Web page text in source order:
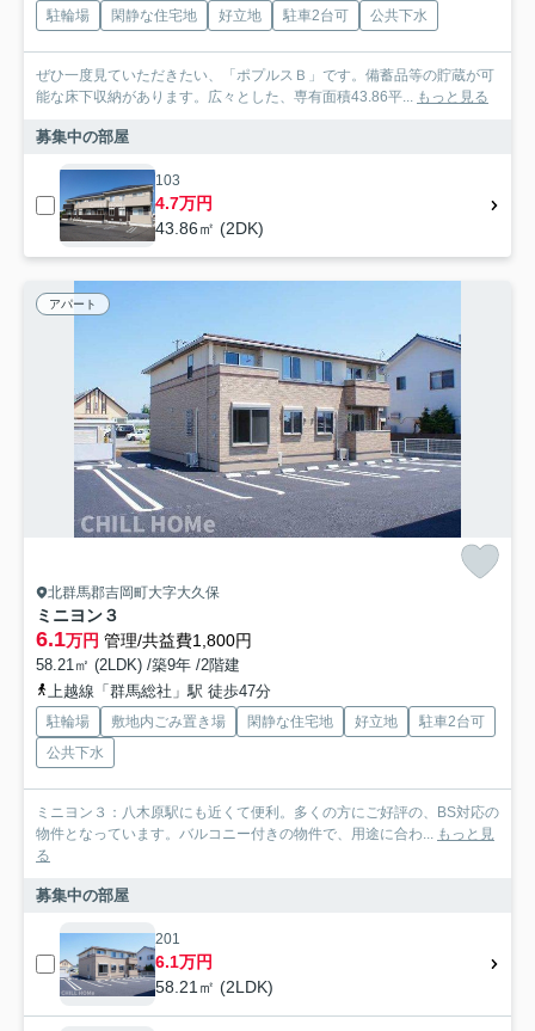
駐輪場 閑静な住宅地 好立地 駐車2台可 公共下水
ぜひ一度見ていただきたい、「ポプルスＢ」です。備蓄品等の貯蔵が可
能な床下収納があります。広々とした、専有面積43.86平... もっと見る
募集中の部屋
103
4.7万円
43.86㎡ (2DK)
アパート
北群馬郡吉岡町大字大久保
ミニヨン３
6.1万円 管理/共益費1,800円
58.21㎡ (2LDK) /築9年 /2階建
上越線「群馬総社」駅 徒歩47分
駐輪場 敷地内ごみ置き場 閑静な住宅地 好立地
駐車2台可
公共下水
ミニヨン３：八木原駅にも近くて便利。多くの方にご好評の、BS対応の
物件となっています。バルコニー付きの物件で、用途に合わ... もっと見
る
募集中の部屋
201
6.1万円
58.21㎡ (2LDK)